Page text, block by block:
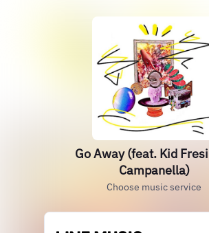
Go Away (feat. Kid
Campanella)
Choose music service